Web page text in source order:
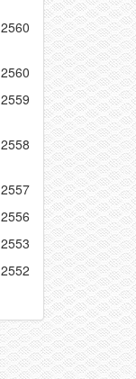
2560
2560
2559
2558
2557
2556
2553
2552